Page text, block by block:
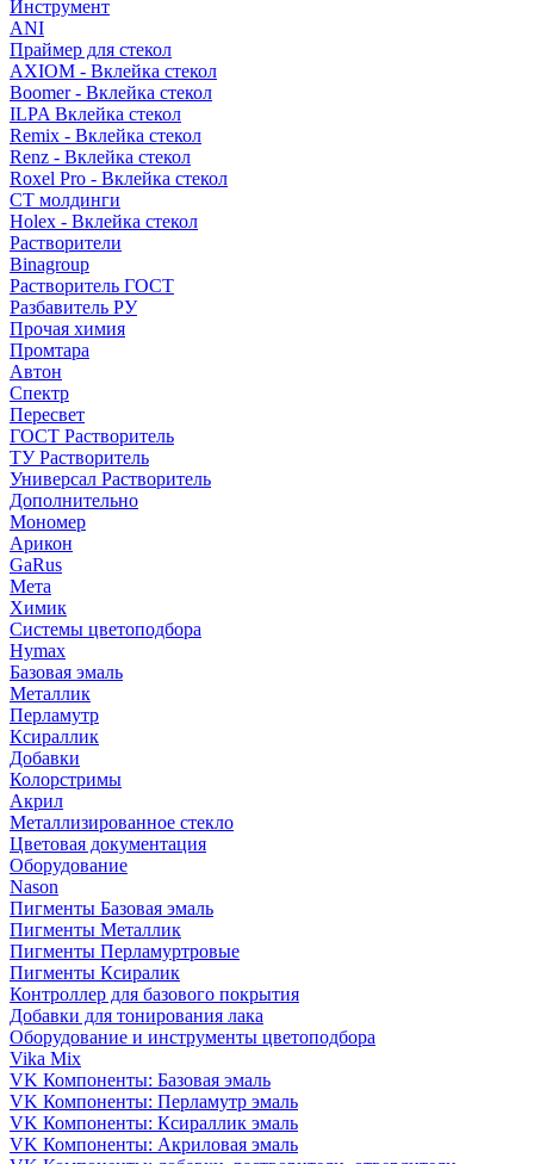
Инструмент
ANI
Праймер для стекол
AXIOM - Вклейка стекол
Boomer - Вклейка стекол
ILPA Вклейка стекол
Remix - Вклейка стекол
Renz - Вклейка стекол
Roxel Pro - Вклейка стекол
СТ молдинги
Holex - Вклейка стекол
Растворители
Binagroup
Растворитель ГОСТ
Разбавитель РУ
Прочая химия
Промтара
Автон
Спектр
Пересвет
ГОСТ Растворитель
ТУ Растворитель
Универсал Растворитель
Дополнительно
Мономер
Арикон
GaRus
Мета
Химик
Системы цветоподбора
Hymax
Базовая эмаль
Металлик
Перламутр
Ксираллик
Добавки
Колорстримы
Акрил
Металлизированное стекло
Цветовая документация
Оборудование
Nason
Пигменты Базовая эмаль
Пигменты Металлик
Пигменты Перламуртровые
Пигменты Ксиралик
Контроллер для базового покрытия
Добавки для тонирования лака
Оборудование и инструменты цветоподбора
Vika Mix
VK Компоненты: Базовая эмаль
VK Компоненты: Перламутр эмаль
VK Компоненты: Ксираллик эмаль
VK Компоненты: Акриловая эмаль